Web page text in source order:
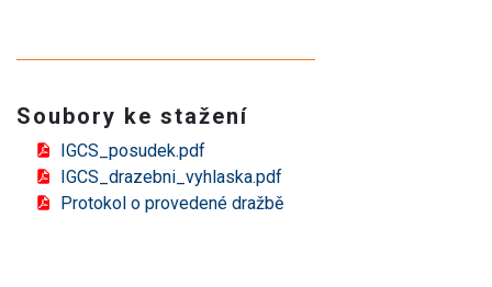
Soubory ke stažení
IGCS_posudek.pdf
IGCS_drazebni_vyhlaska.pdf
Protokol o provedené dražbě